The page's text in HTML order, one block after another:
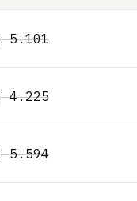
5.101
4.225
5.594